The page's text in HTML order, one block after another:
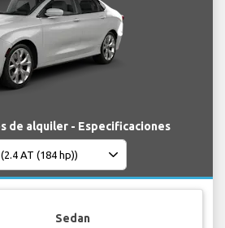
de alquiler - Especificaciones
Sedan